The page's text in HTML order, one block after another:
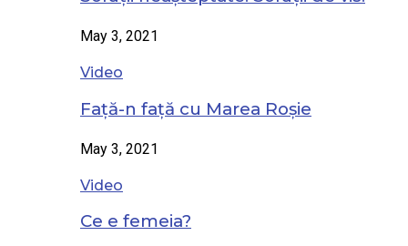
May 3, 2021
Video
Față-n față cu Marea Roșie
May 3, 2021
Video
Ce e femeia?